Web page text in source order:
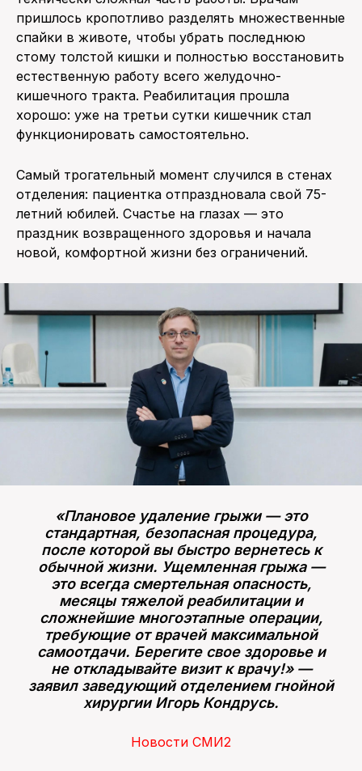
пришлось кропотливо разделять множественные
спайки в животе, чтобы убрать последнюю
стому толстой кишки и полностью восстановить
естественную работу всего желудочно-
кишечного тракта. Реабилитация прошла
хорошо: уже на третьи сутки кишечник стал
функционировать самостоятельно.
Самый трогательный момент случился в стенах
отделения: пациентка отпраздновала свой 75-
летний юбилей. Счастье на глазах — это
праздник возвращенного здоровья и начала
новой, комфортной жизни без ограничений.
«Плановое удаление грыжи — это
стандартная, безопасная процедура,
после которой вы быстро вернетесь к
обычной жизни. Ущемленная грыжа —
это всегда смертельная опасность,
месяцы тяжелой реабилитации и
сложнейшие многоэтапные операции,
требующие от врачей максимальной
самоотдачи. Берегите свое здоровье и
не откладывайте визит к врачу!» —
заявил заведующий отделением гнойной
хирургии Игорь Кондрусь.
Новости СМИ2